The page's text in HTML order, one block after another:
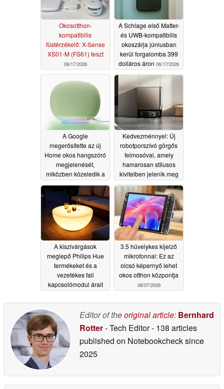
Okosotthon-
kompatibilis
füstérzékelő: X-Sense
XS01-M (FS61) teszt
06/17/2026
A Schlage első Matter-
és UWB-kompatibilis
okoszárja júniusban
kerül forgalomba 399
dolláros áron 06/17/2026
A Google
megerősítette az új
Home okos hangszóró
megjelenését,
miközben közeledik a
2026 tavaszi határidő
06/12/2026
Kedvezménnyel: Új
robotporszívó görgős
felmosóval, amely
hamarosan stílusos
kivitelben jelenik meg
06/11/2026
A kiszivárgások
meglepő Philips Hue
termékeket és a
vezetékes fali
kapcsolómodul árait
3.5 hüvelykes kijelző
mikrofonnal: Ez az
olcsó képernyő lehet
okos otthon központja
06/07/2026
Editor of theoriginal article: Bernhard
Rotter- Tech Editor- 138 articles
published on Notebookchecksince
2025